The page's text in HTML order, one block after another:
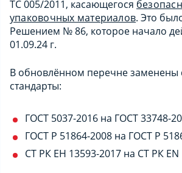
ТС 005/2011, касающегося
упаковочных материалов. Это
Решением № 86, которое начало
01.09.24 г.
В обновлённом перечне
стандарты:
ГОСТ 5037-2016 на ГОСТ 33748-
ГОСТ Р 51864-2008 на ГОСТ Р
СТ РК ЕН 13593-2017 на СТ РК EN